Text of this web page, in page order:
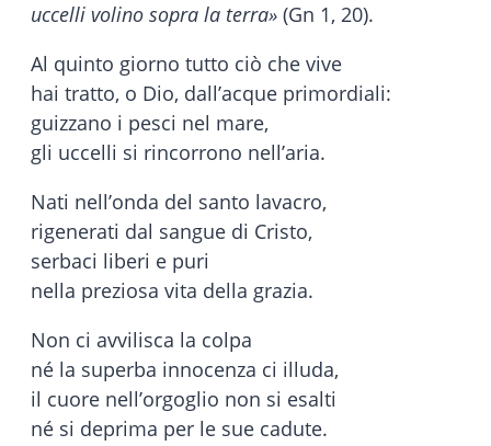
uccelli volino sopra la terra» (Gn 1, 20).
Al quinto giorno tutto ciò che vive
hai tratto, o Dio, dall’acque primordiali:
guizzano i pesci nel mare,
gli uccelli si rincorrono nell’aria.
Nati nell’onda del santo lavacro,
rigenerati dal sangue di Cristo,
serbaci liberi e puri
nella preziosa vita della grazia.
Non ci avvilisca la colpa
né la superba innocenza ci illuda,
il cuore nell’orgoglio non si esalti
né si deprima per le sue cadute.